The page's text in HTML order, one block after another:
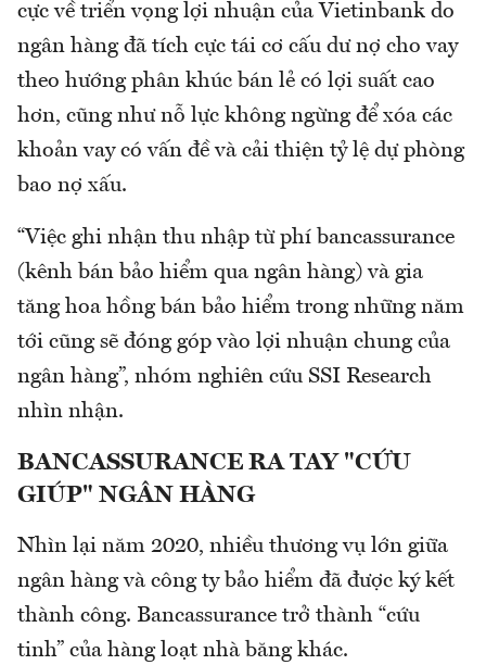
cực về triển vọng lợi nhuận của Vietinbank do
ngân hàng đã tích cực tái cơ cấu dư nợ cho vay
theo hướng phân khúc bán lẻ có lợi suất cao
hơn, cũng như nỗ lực không ngừng để xóa các
khoản vay có vấn đề và cải thiện tỷ lệ dự phòng
bao nợ xấu.
“Việc ghi nhận thu nhập từ phí bancassurance
(kênh bán bảo hiểm qua ngân hàng) và gia
tăng hoa hồng bán bảo hiểm trong những năm
tới cũng sẽ đóng góp vào lợi nhuận chung của
ngân hàng”, nhóm nghiên cứu SSI Research
nhìn nhận.
BANCASSURANCE RA TAY "CỨU
GIÚP" NGÂN HÀNG
Nhìn lại năm 2020, nhiều thương vụ lớn giữa
ngân hàng và công ty bảo hiểm đã được ký kết
thành công. Bancassurance trở thành “cứu
tinh” của hàng loạt nhà băng khác.